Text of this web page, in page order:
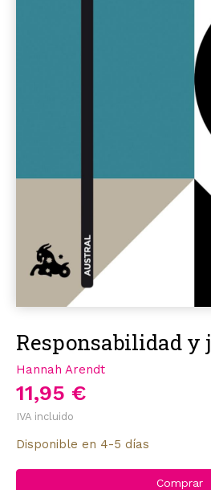
Responsabilidad y
Hannah Arendt
11,95 €
IVA incluido
Disponible en 4-5 días
Comprar